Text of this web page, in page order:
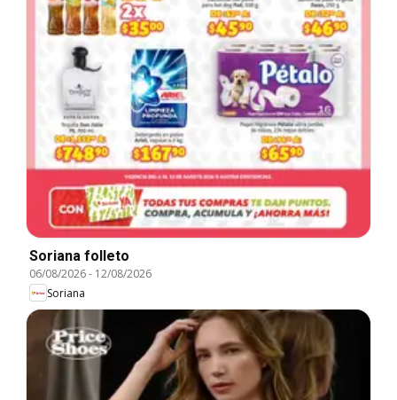
Soriana folleto
06/08/2026- 12/08/2026
Soriana